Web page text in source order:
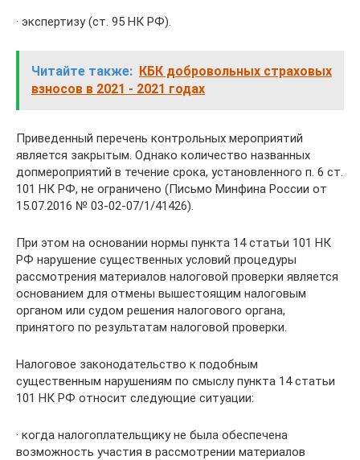
· экспертизу (ст. 95 НК РФ).
Читайте также: КБК добровольных страховых
взносов в 2021 - 2021 годах
Приведенный перечень контрольных мероприятий
является закрытым. Однако количество названных
допмероприятий в течение срока, установленного п. 6 ст.
101 НК РФ, не ограничено (Письмо Минфина России от
15.07.2016 № 03-02-07/1/41426).
При этом на основании нормы пункта 14 статьи 101 НК
РФ нарушение существенных условий процедуры
рассмотрения материалов налоговой проверки является
основанием для отмены вышестоящим налоговым
органом или судом решения налогового органа,
принятого по результатам налоговой проверки.
Налоговое законодательство к подобным
существенным нарушениям по смыслу пункта 14 статьи
101 НК РФ относит следующие ситуации:
· когда налогоплательщику не была обеспечена
возможность участия в рассмотрении материалов